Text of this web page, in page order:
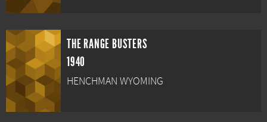
THE RANGE BUSTERS
1940
HENCHMAN WYOMING